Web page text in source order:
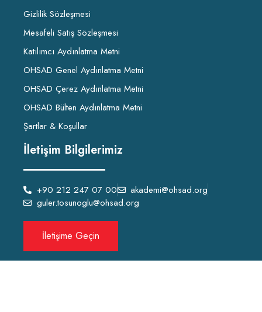
Gizlilik Sözleşmesi
Mesafeli Satış Sözleşmesi
Katılımcı Aydınlatma Metni
OHSAD Genel Aydınlatma Metni
OHSAD Çerez Aydınlatma Metni
OHSAD Bülten Aydınlatma Metni
Şartlar & Koşullar
İletişim Bilgilerimiz
+90 212 247 07 00
akademi@ohsad.org
guler.tosunoglu@ohsad.org
İletişime Geçin